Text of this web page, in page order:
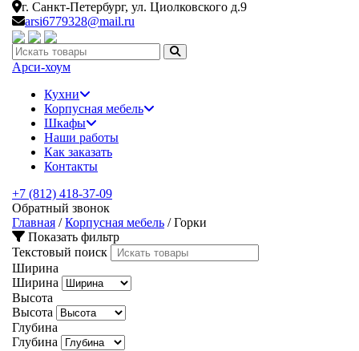
г. Санкт-Петербург, ул. Циолковского д.9
arsi6779328@mail.ru
Искать:
Арси-хоум
Кухни
Корпусная мебель
Шкафы
Наши работы
Как заказать
Контакты
+7 (812) 418-37-09
Обратный звонок
Главная /Корпусная мебель /Горки
Показать фильтр
Текстовый поиск
Ширина
Ширина
Высота
Высота
Глубина
Глубина